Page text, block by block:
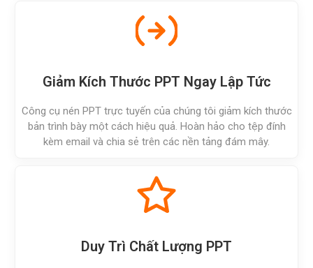
Giảm Kích Thước PPT Ngay Lập Tức
Công cụ nén PPT trực tuyến của chúng tôi giảm kích thước
bản trình bày một cách hiệu quả. Hoàn hảo cho tệp đính
kèm email và chia sẻ trên các nền tảng đám mây.
Duy Trì Chất Lượng PPT